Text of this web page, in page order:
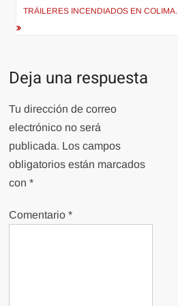
TRÁILERES INCENDIADOS EN COLIMA.
Deja una respuesta
Tu dirección de correo
electrónico no será
publicada. Los campos
obligatorios están marcados
con*
Comentario*